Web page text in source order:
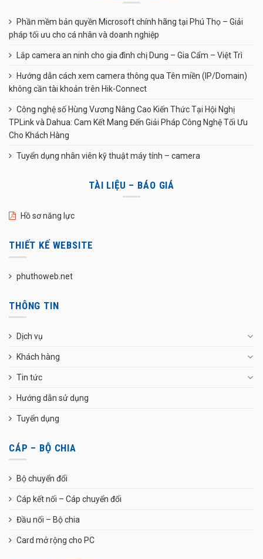
Phần mềm bản quyền Microsoft chính hãng tại Phú Thọ – Giải
pháp tối ưu cho cá nhân và doanh nghiệp
Lắp camera an ninh cho gia đình chị Dung – Gia Cẩm – Việt Trì
Hướng dẫn cách xem camera thông qua Tên miền (IP/Domain)
không cần tài khoản trên Hik-Connect
Công nghệ số Hùng Vương Nâng Cao Kiến Thức Tại Hội Nghị
TPLink và Dahua: Cam Kết Mang Đến Giải Pháp Công Nghệ Tối Ưu
Cho Khách Hàng
Tuyển dụng nhân viên kỹ thuật máy tính – camera
TÀI LIỆU – BÁO GIÁ
Hồ sơ năng lực
THIẾT KẾ WEBSITE
phuthoweb.net
THÔNG TIN
Dịch vụ
Khách hàng
Tin tức
Hướng dẫn sử dụng
Tuyển dụng
CÁP – BỘ CHIA
Bộ chuyển đổi
Cáp kết nối – Cáp chuyển đổi
Đầu nối – Bộ chia
Card mở rộng cho PC